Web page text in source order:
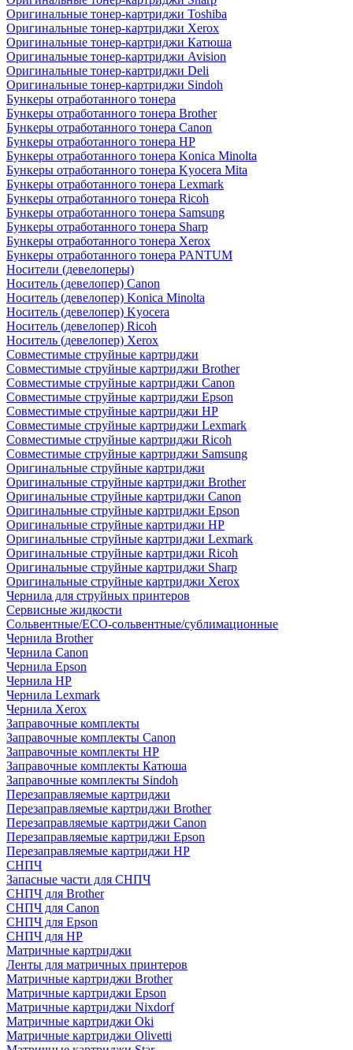
Оригинальные тонер-картриджи Toshiba
Оригинальные тонер-картриджи Xerox
Оригинальные тонер-картриджи Катюша
Оригинальные тонер-картриджи Avision
Оригинальные тонер-картриджи Deli
Оригинальные тонер-картриджи Sindoh
Бункеры отработанного тонера
Бункеры отработанного тонера Brother
Бункеры отработанного тонера Canon
Бункеры отработанного тонера HP
Бункеры отработанного тонера Konica Minolta
Бункеры отработанного тонера Kyocera Mita
Бункеры отработанного тонера Lexmark
Бункеры отработанного тонера Ricoh
Бункеры отработанного тонера Samsung
Бункеры отработанного тонера Sharp
Бункеры отработанного тонера Xerox
Бункеры отработанного тонера PANTUM
Носители (девелоперы)
Носитель (девелопер) Canon
Носитель (девелопер) Konica Minolta
Носитель (девелопер) Kyocera
Носитель (девелопер) Ricoh
Носитель (девелопер) Xerox
Совместимые струйные картриджи
Совместимые струйные картриджи Brother
Совместимые струйные картриджи Canon
Совместимые струйные картриджи Epson
Совместимые струйные картриджи HP
Совместимые струйные картриджи Lexmark
Совместимые струйные картриджи Ricoh
Совместимые струйные картриджи Samsung
Оригинальные струйные картриджи
Оригинальные струйные картриджи Brother
Оригинальные струйные картриджи Canon
Оригинальные струйные картриджи Epson
Оригинальные струйные картриджи HP
Оригинальные струйные картриджи Lexmark
Оригинальные струйные картриджи Ricoh
Оригинальные струйные картриджи Sharp
Оригинальные струйные картриджи Xerox
Чернила для струйных принтеров
Сервисные жидкости
Сольвентные/ECO-сольвентные/сублимационные
Чернила Brother
Чернила Canon
Чернила Epson
Чернила HP
Чернила Lexmark
Чернила Xerox
Заправочные комплекты
Заправочные комплекты Canon
Заправочные комплекты HP
Заправочные комплекты Катюша
Заправочные комплекты Sindoh
Перезаправляемые картриджи
Перезаправляемые картриджи Brother
Перезаправляемые картриджи Canon
Перезаправляемые картриджи Epson
Перезаправляемые картриджи HP
СНПЧ
Запасные части для СНПЧ
СНПЧ для Brother
СНПЧ для Canon
СНПЧ для Epson
СНПЧ для HP
Матричные картриджи
Ленты для матричных принтеров
Матричные картриджи Brother
Матричные картриджи Epson
Матричные картриджи Nixdorf
Матричные картриджи Oki
Матричные картриджи Olivetti